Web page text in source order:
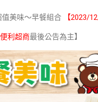
值美味～早餐組合 【2023/
利超商最後公告為主】